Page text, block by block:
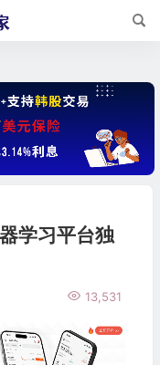
学习平台独
13,531